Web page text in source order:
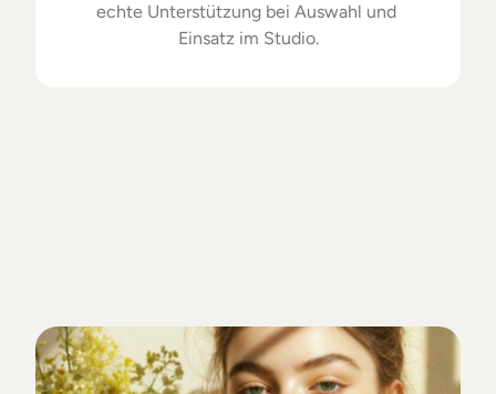
echte Unterstützung bei Auswahl und
Einsatz im Studio.
Studio-Alltag.